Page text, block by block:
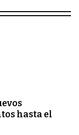
hasta el